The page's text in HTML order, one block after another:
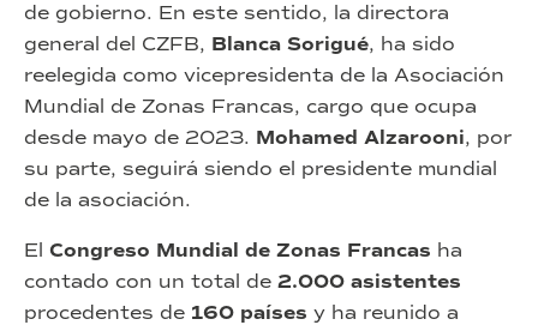
de gobierno. En este sentido, la directora
general del CZFB, Blanca Sorigué, ha sido
reelegida como vicepresidenta de la Asociación
Mundial de Zonas Francas, cargo que ocupa
desde mayo de 2023. Mohamed Alzarooni, por
su parte, seguirá siendo el presidente mundial
de la asociación.
El Congreso Mundial de Zonas Francas ha
contado con un total de 2.000 asistentes
procedentes de 160 países y ha reunido a